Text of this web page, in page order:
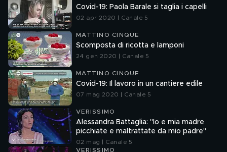
Covid-19: Paola Barale si taglia i capelli
02 apr 2020 | Canale 5
MATTINO CINQUE
Scomposta di ricotta e lamponi
24 gen 2020 | Canale 5
MATTINO CINQUE
Covid-19: Il lavoro in un cantiere edile
07 mag 2020 | Canale 5
VERISSIMO
Alessandra Battaglia: "Io e mia madre
picchiate e maltrattate da mio padre"
02 mag | Canale 5
VERISSIMO